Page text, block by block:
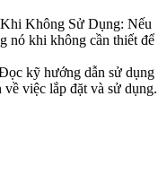
Không Sử Dụng: Nếu
nó khi không cần thiết để
kỹ hướng dẫn sử dụng
việc lắp đặt và sử dụng.